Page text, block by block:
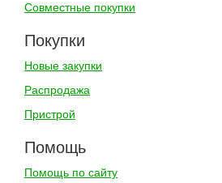
Совместные покупки
Покупки
Новые закупки
Распродажа
Пристрой
Помощь
Помощь по сайту